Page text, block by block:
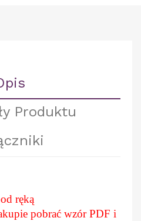
Produktu
ręką
pobrać wzór PDF i